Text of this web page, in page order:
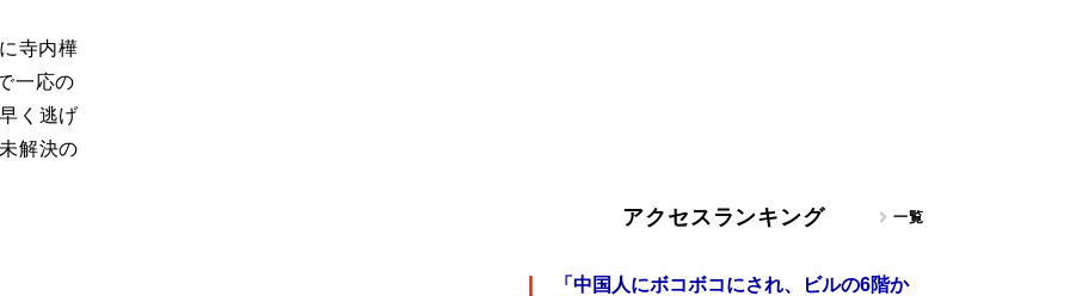
寺内樺
一応の
く逃げ
解決の
アクセスランキング 一覧
「中国人にボコボコにされ、ビルの6階か